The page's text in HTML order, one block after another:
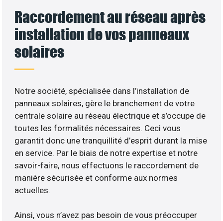
Raccordement au réseau après
installation de vos panneaux
solaires
Notre société, spécialisée dans l’installation de
panneaux solaires, gère le branchement de votre
centrale solaire au réseau électrique et s’occupe de
toutes les formalités nécessaires. Ceci vous
garantit donc une tranquillité d’esprit durant la mise
en service. Par le biais de notre expertise et notre
savoir-faire, nous effectuons le raccordement de
manière sécurisée et conforme aux normes
actuelles.
Ainsi, vous n’avez pas besoin de vous préoccuper